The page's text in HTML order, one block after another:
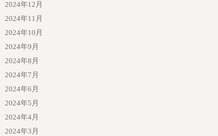
2024年12月
2024年11月
2024年10月
2024年9月
2024年8月
2024年7月
2024年6月
2024年5月
2024年4月
2024年3月